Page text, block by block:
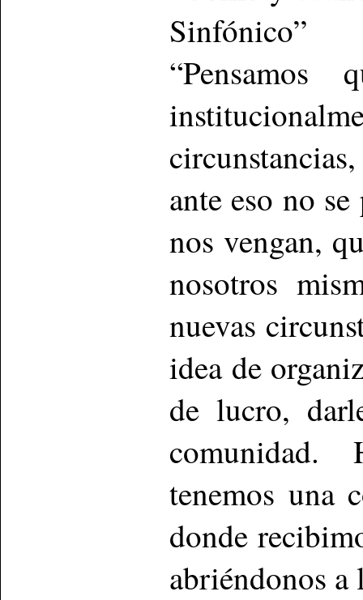
Sinfónico”
“Pensamos
ante eso no
nos vengan,
nosotros
nuevas
idea de
de lucro,
tenemos una
donde
abriéndonos a